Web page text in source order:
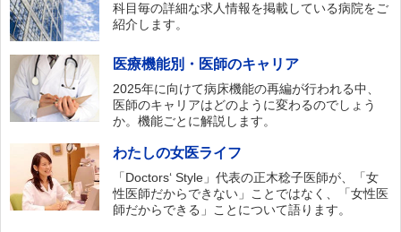
科目毎の詳細な求人情報を掲載している病院をご
紹介します。
医療機能別・医師のキャリア
2025年に向けて病床機能の再編が行われる中、
医師のキャリアはどのように変わるのでしょう
か。機能ごとに解説します。
わたしの女医ライフ
「Doctors‘ Style」代表の正木稔子医師が、「女
性医師だからできない」ことではなく、「女性医
師だからできる」ことについて語ります。